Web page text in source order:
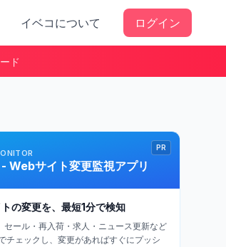
イベコについて ログイン
ド
PR
Webサイト変更監視アプリ
の変更を、最短1分で検知
セール・再入荷・求人・ニュース更新など
チェックし、変更があればすぐにプッシ